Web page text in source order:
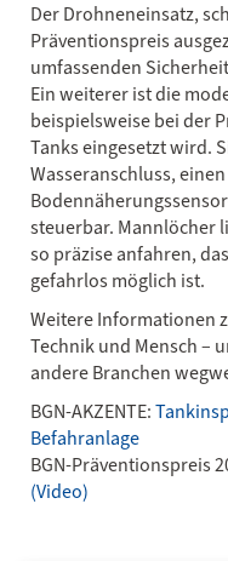
Der Drohneneinsatz,
Präventionspreis
umfassenden
Ein weiterer ist die
beispielsweise bei der
Tanks eingesetzt wird.
Wasseranschluss,
steuerbar. Mannlöcher
so präzise anfahren,
gefahrlos möglich ist.
Weitere Informationen
Technik und Mensch –
andere Branchen
BGN-AKZENTE:
Befahranlage
BGN-Präventionspreis
(Video)